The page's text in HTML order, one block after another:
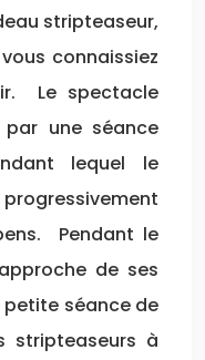
stripteaseur,
connaissiez
Le spectacle
par une séance
lequel le
Pendant le
de ses
séance de
stripteaseurs à